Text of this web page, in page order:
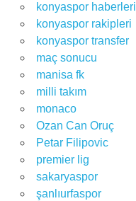
konyaspor haberleri
konyaspor rakipleri
konyaspor transfer
maç sonucu
manisa fk
milli takım
monaco
Ozan Can Oruç
Petar Filipovic
premier lig
sakaryaspor
şanlıurfaspor